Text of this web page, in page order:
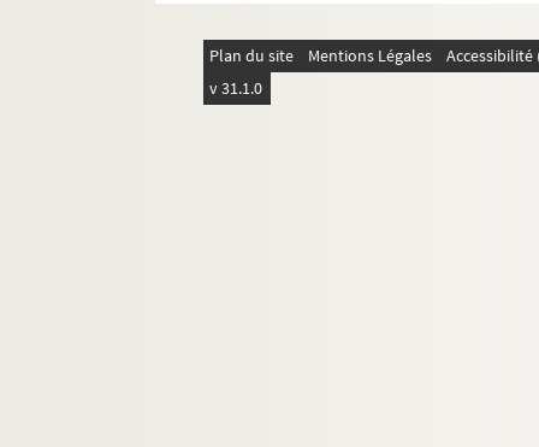
Plan du site Mentions Légales
v 31.1.0